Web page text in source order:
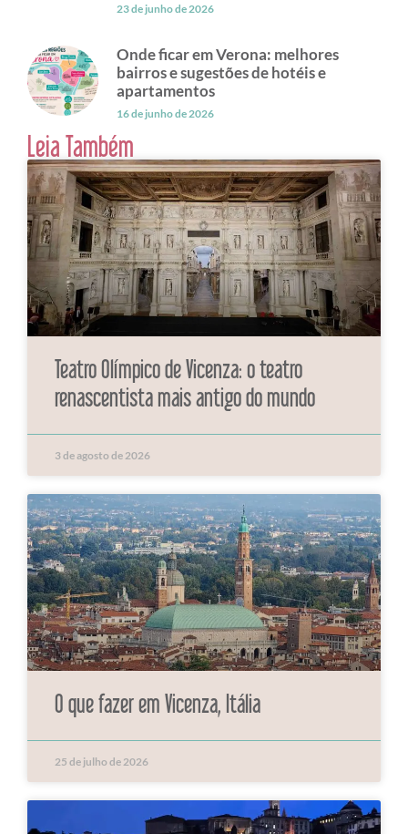
23 de junho de 2026
Onde ficar em Verona: melhores
bairros e sugestões de hotéis e
apartamentos
16 de junho de 2026
Leia Também
Teatro Olímpico de Vicenza: o teatro
renascentista mais antigo do mundo
3 de agosto de 2026
O que fazer em Vicenza, Itália
25 de julho de 2026